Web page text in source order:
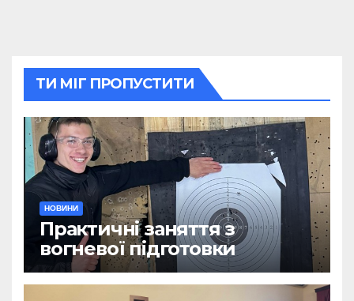
ТИ МІГ ПРОПУСТИТИ
НОВИНИ
Практичні заняття з
вогневої підготовки